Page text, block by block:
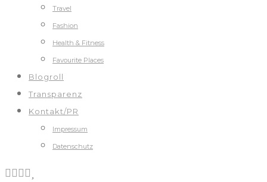
Travel
Fashion
Health & Fitness
Favourite Places
Blogroll
Transparenz
Kontakt/PR
Impressum
Datenschutz